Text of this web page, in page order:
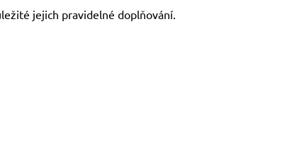
jejich pravidelné doplňování.